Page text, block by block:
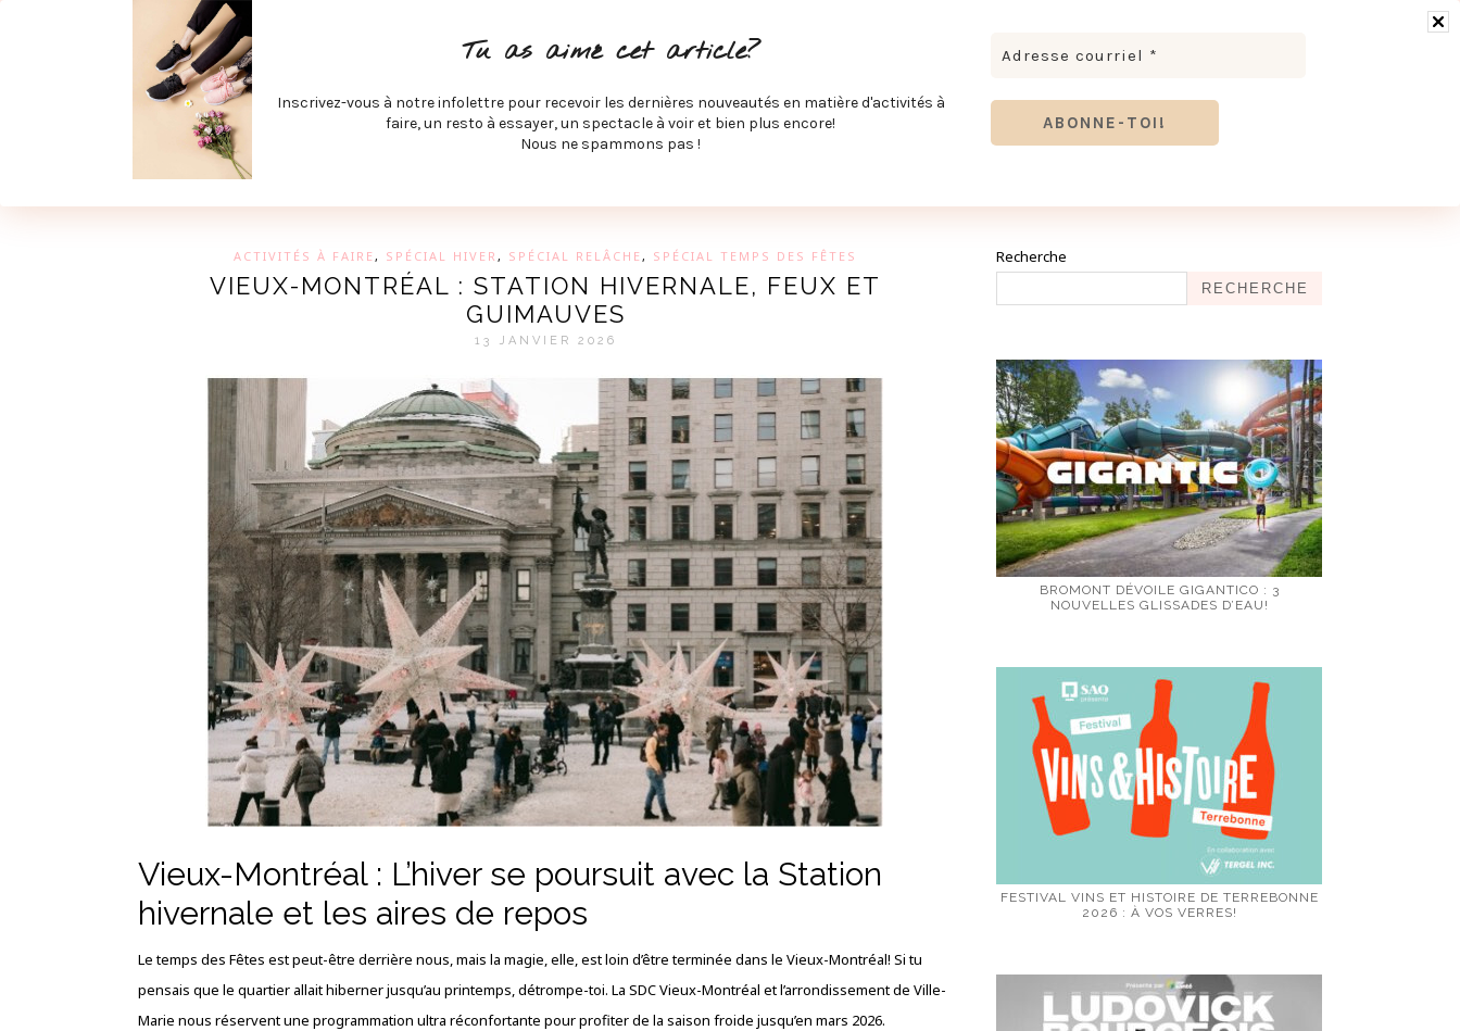
SPÉCIAL RENTRÉE
LECTURE ET FILMS PRODUITS À DÉCOUVRIR
JOINDRE MEVE ET CIE | COLLABORATIONS & MÉDIAS MEVE ET CIE
ACTIVITÉS À FAIRE, SPÉCIAL HIVER , SPÉCIAL RELÂCHE, SPÉCIAL TEMPS DES FÊTES
VIEUX-MONTRÉAL : STATION HIVERNALE, FEUX ET
GUIMAUVES
13 JANVIER 2026
Vieux-Montréal : L’hiver se poursuit avec la Station
hivernale et les aires de repos
Le temps des Fêtes est peut-être derrière nous, mais la magie, elle, est loin d’être terminée dans le Vieux-Montréal! Si tu
pensais que le quartier allait hiberner jusqu’au printemps, détrompe-toi. La SDC Vieux-Montréal et l’arrondissement de Ville-
Marie nous réservent une programmation ultra réconfortante pour profiter de la saison froide jusqu’en mars 2026.
Tu as aimé cet article?
Inscrivez-vous à notre infolettre pour recevoir les dernières nouveautés en matière d'activités à
faire, un resto à essayer, un spectacle à voir et bien plus encore!
Nous ne spammons pas !
Recherche
RECHERCHE
BROMONT DÉVOILE GIGANTICO : 3
NOUVELLES GLISSADES D’EAU!
FESTIVAL VINS ET HISTOIRE DE TERREBONNE
2026 : À VOS VERRES!